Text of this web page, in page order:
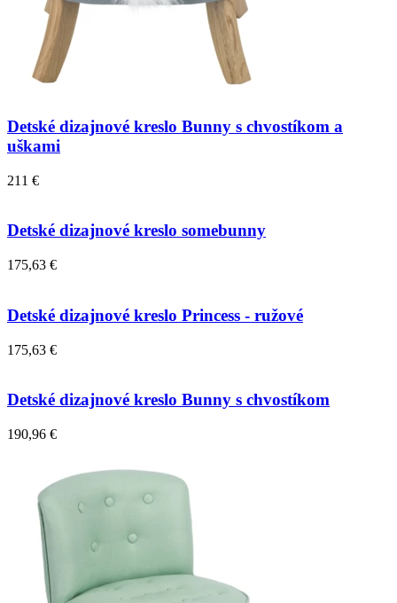
Detské dizajnové kreslo Bunny s chvostíkom a
uškami
211 €
Detské dizajnové kreslo somebunny
175,63 €
Detské dizajnové kreslo Princess - ružové
175,63 €
Detské dizajnové kreslo Bunny s chvostíkom
190,96 €